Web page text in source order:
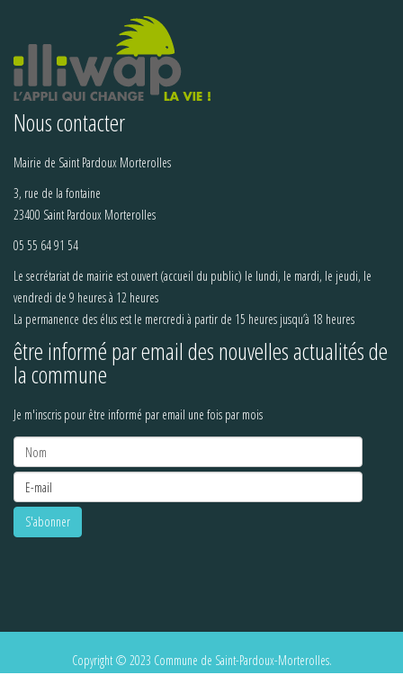
Nous contacter
Mairie de Saint Pardoux Morterolles
3, rue de la fontaine
23400 Saint Pardoux Morterolles
05 55 64 91 54
Le secrétariat de mairie est ouvert (accueil du public) le lundi, le mardi, le jeudi, le
vendredi de 9 heures à 12 heures
La permanence des élus est le mercredi à partir de 15 heures jusqu’à 18 heures
être informé par email des nouvelles actualités de
la commune
Je m'inscris pour être informé par email une fois par mois
Copyright © 2023 Commune de Saint-Pardoux-Morterolles.